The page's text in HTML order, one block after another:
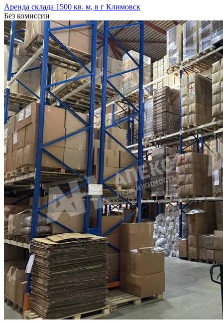
Аренда склада 1500 кв. м, в г Климовск
Без комиссии